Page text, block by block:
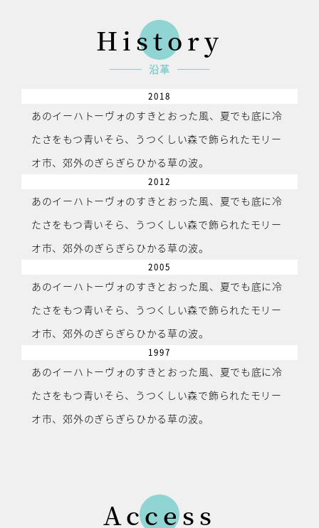
History
沿革
2018
あのイーハトーヴォのすきとおった風、夏でも底に冷
たさをもつ青いそら、うつくしい森で飾られたモリー
オ市、郊外のぎらぎらひかる草の波。
2012
あのイーハトーヴォのすきとおった風、夏でも底に冷
たさをもつ青いそら、うつくしい森で飾られたモリー
オ市、郊外のぎらぎらひかる草の波。
2005
あのイーハトーヴォのすきとおった風、夏でも底に冷
たさをもつ青いそら、うつくしい森で飾られたモリー
オ市、郊外のぎらぎらひかる草の波。
1997
あのイーハトーヴォのすきとおった風、夏でも底に冷
たさをもつ青いそら、うつくしい森で飾られたモリー
オ市、郊外のぎらぎらひかる草の波。
Access